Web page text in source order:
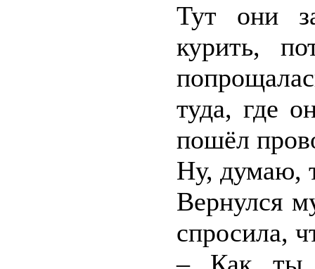
Тут они
курить,
туда, где
пошёл
Ну, думаю,
Вернулся
спросила,